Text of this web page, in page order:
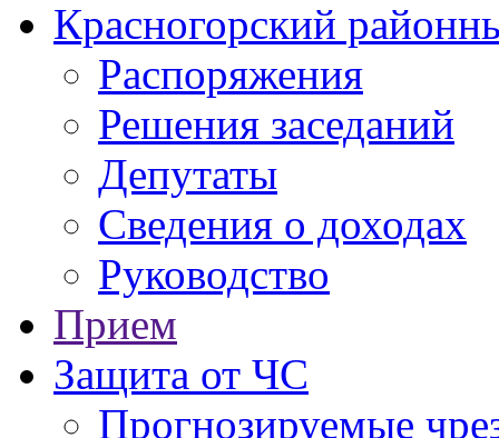
Красногорский
Распоряжения
Решения заседаний
Депутаты
Сведения о доходах
Руководство
Прием
Защита от ЧС
Прогнозируемые